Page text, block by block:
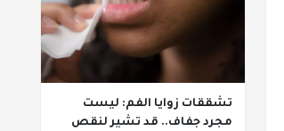
تشققات زوايا الفم: ليست
مجرد جفاف.. قد تشير لنقص